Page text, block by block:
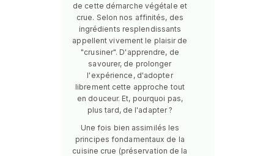
de cette démarche végétale et
crue. Selon nos affinités, des
ingrédients resplendissants
appellent vivement le plaisir de
"crusiner". D'apprendre, de
savourer, de prolonger
l'expérience, d'adopter
librement cette approche tout
en douceur. Et, pourquoi pas,
plus tard, de l'adapter ?
Une fois bien assimilés les
principes fondamentaux de la
cuisine crue (préservation de la